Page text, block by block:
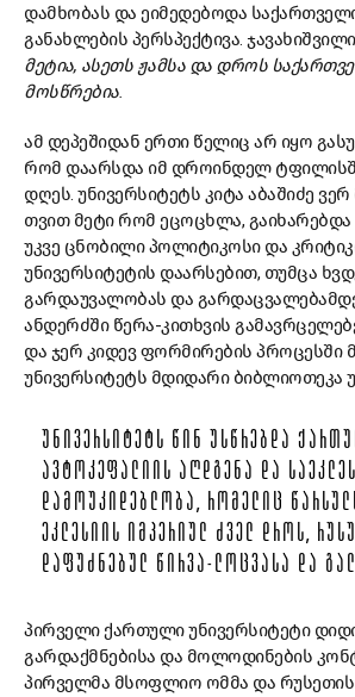
დამხობას და ეიმედებოდა
განახლების პერსპექტივა.
მეტია, ასეთს ჟამსა და დროს
მოსწრებია.
ამ დეპეშიდან ერთი წელიც არ იყო
რომ დაარსდა იმ დროინდელ
დღეს. უნივერსიტეტს კიტა აბაშიძე
თვით მეტი რომ ეცოცხლა,
უკვე ცნობილი პოლიტიკოსი და
უნივერსიტეტის დაარსებით, თუმცა
გარდაუვალობას და
ანდერძში წერა-კითხვის
და ჯერ კიდევ ფორმირების პროცესში
უნივერსიტეტს მდიდარი ბიბლიოთეკა
ᲣᲜᲘᲕᲔᲠᲡᲘᲢᲔᲢᲡ ᲬᲘᲜ ᲣᲡᲬᲠᲔᲑᲓᲐ
ᲐᲕᲢᲝᲙᲔᲤᲐᲚᲘᲘᲡ ᲐᲦᲓᲒᲔᲜᲐ ᲓᲐ
ᲓᲐᲛᲝᲣᲙᲘᲓᲔᲑᲚᲝᲑᲐ, ᲠᲝᲛᲔᲚᲘᲪ
ᲔᲙᲚᲔᲡᲘᲘᲡ ᲘᲛᲞᲔᲠᲘᲣᲚ ᲫᲕᲔᲚ ᲓᲠᲝᲡ,
ᲓᲐᲤᲣᲫᲜᲔᲑᲣᲚ ᲬᲘᲠᲕᲐ-ᲚᲝᲪᲕᲐᲡᲐ ᲓᲐ
პირველი ქართული უნივერსიტეტი
გარდაქმნებისა და მოლოდინების
პირველმა მსოფლიო ომმა და